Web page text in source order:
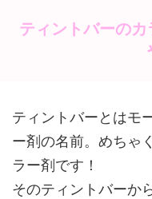
c
e
o
k
e
itt
er e
ティントバーの
ティントバーとはモ
ー剤の名前。めちゃ
ラー剤です！
そのティントバーか